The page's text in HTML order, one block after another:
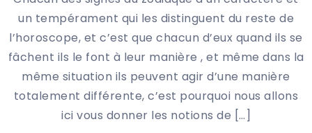
un tempérament qui les distinguent du reste de
l’horoscope, et c’est que chacun d’eux quand ils se
fâchent ils le font à leur manière , et même dans la
même situation ils peuvent agir d’une manière
totalement différente, c’est pourquoi nous allons
ici vous donner les notions de […]